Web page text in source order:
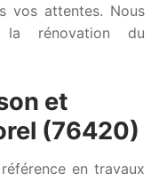
vos attentes. Nous
la rénovation du
et
(76420)
en travaux